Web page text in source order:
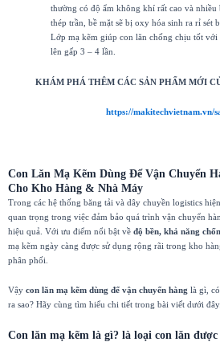
thường có độ ẩm không khí rất cao và
thép trần, bề mặt sẽ bị oxy hóa sinh ra rỉ sét
Lớp mạ kẽm giúp con lăn chống chịu tốt với
lên gấp 3 – 4 lần.
KHÁM PHÁ THÊM CÁC SẢN PHẨM MỚI
https://makitechvietnam.vn/
Con Lăn Mạ Kẽm Dùng Để Vận Chuyển
Cho Kho Hàng & Nhà Máy
Trong các hệ thống băng tải và dây chuyền logistics
quan trọng trong việc đảm bảo quá trình vận chuyển
hiệu quả. Với ưu điểm nổi bật về độ bền, khả năng
mạ kẽm ngày càng được sử dụng rộng rãi trong kho
phân phối.
Vậy con lăn mạ kẽm dùng để vận chuyển hàng là gì,
ra sao? Hãy cùng tìm hiểu chi tiết trong bài viết dưới đây.
Con lăn mạ kẽm là gì? là loại con lăn